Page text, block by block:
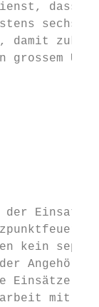
dass
sechs
damit
der
kein
Einsätze